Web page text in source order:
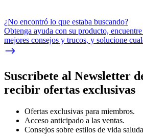
¿No encontró lo que estaba buscando?
Obtenga ayuda con su producto,
mejores consejos y trucos, y solucione
Suscríbete al Newsletter
recibir ofertas exclusivas
Ofertas exclusivas para miembros.
Acceso anticipado a las ventas.
Consejos sobre estilos de vida